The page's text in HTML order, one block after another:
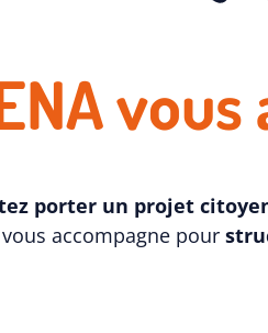
porter un projet
vous accompagne pour